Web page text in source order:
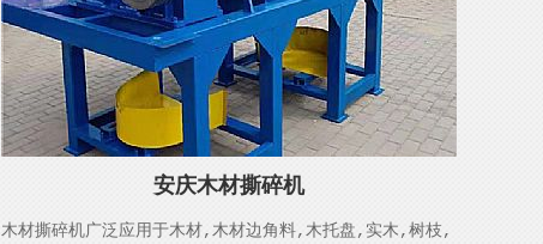
安庆木材撕碎机
木材撕碎机广泛应用于木材,木材边角料,木托盘,实木,树枝,